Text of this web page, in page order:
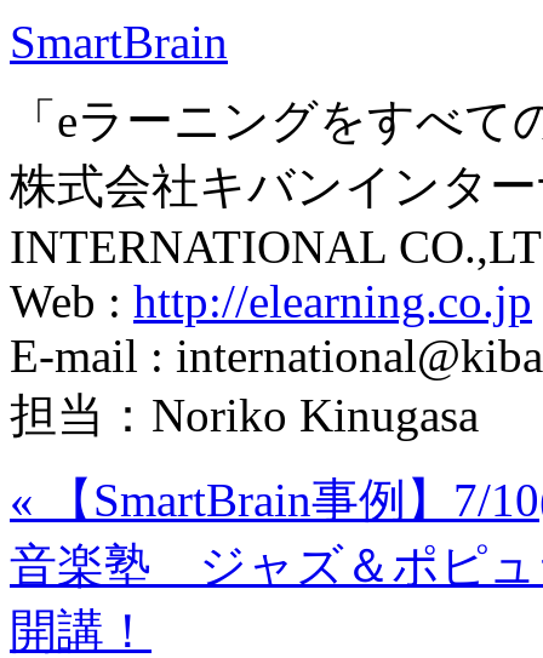
SmartBrain
「eラーニングをすべて
株式会社キバンインタ
INTERNATIONAL
Web : http://elearning.co.jp
E-mail :
担当：Noriko Kinugasa
« 【SmartBrain事例】7/
音楽塾 ジャズ＆ポピュ
開講！